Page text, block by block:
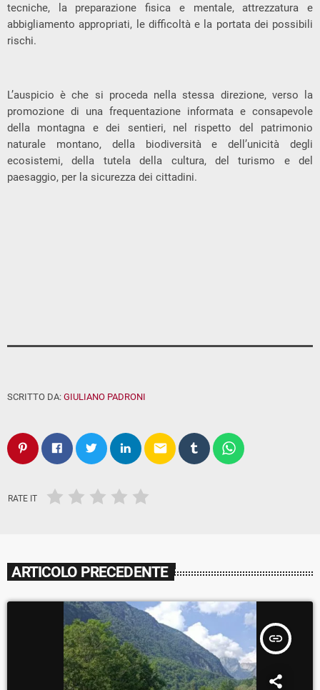
tecniche, la preparazione fisica e mentale, attrezzatura e
abbigliamento appropriati, le difficoltà e la portata dei possibili
rischi.
L’auspicio è che si proceda nella stessa direzione, verso la
promozione di una frequentazione informata e consapevole
della montagna e dei sentieri, nel rispetto del patrimonio
naturale montano, della biodiversità e dell’unicità degli
ecosistemi, della tutela della cultura, del turismo e del
paesaggio, per la sicurezza dei cittadini.
SCRITTO DA: GIULIANO PADRONI
email
RATE IT
ARTICOLO PRECEDENTE
insert_link